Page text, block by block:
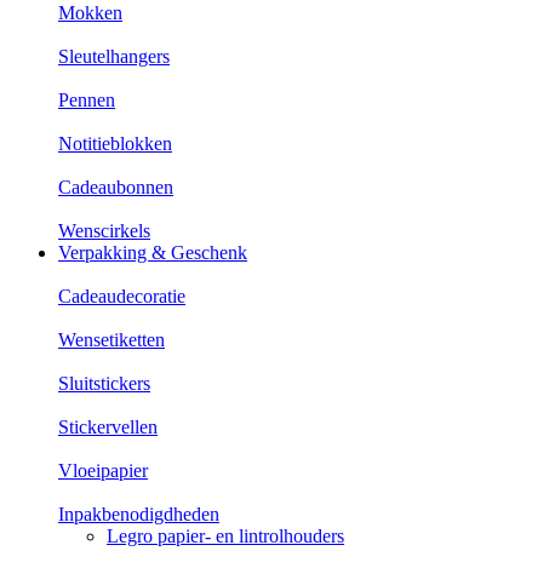
Mokken
Sleutelhangers
Pennen
Notitieblokken
Cadeaubonnen
Wenscirkels
Verpakking & Geschenk
Cadeaudecoratie
Wensetiketten
Sluitstickers
Stickervellen
Vloeipapier
Inpakbenodigdheden
Legro papier- en lintrolhouders